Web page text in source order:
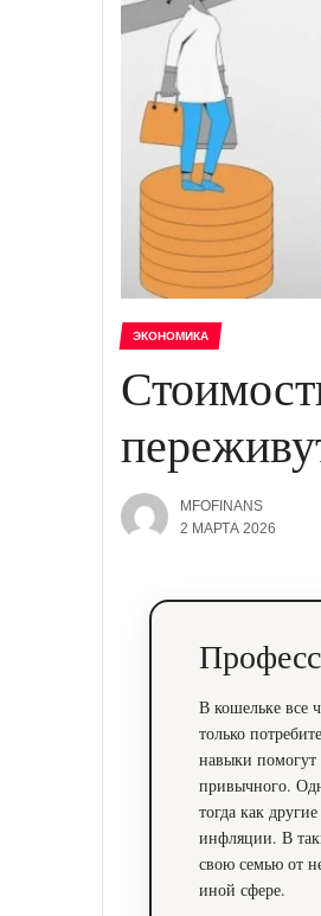
ЭКОНОМИКА
MFOFINANS
2 МАРТА 2026
В кошельке все
только
навыки помогут
привычного.
тогда как
инфляции. В
свою семью от
иной сфере.